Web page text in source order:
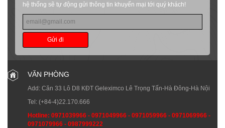
hệ thống sẽ tự động gửi thông tin khuyến mại tới quý khách!
Gửi đi
VĂN PHÒNG
Add: Căn 33 Lô D8 KĐT Geleximco Lê Trọng Tấn-Hà Đông-Hà Nội
Tel: (+84-4)22.170.666
Hotline: 0971039966 - 0971049966 - 0971059966 - 0971069966 -
0971079966 - 0987999222